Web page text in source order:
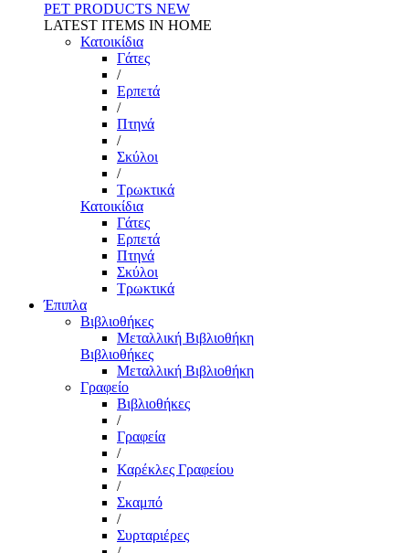
PET PRODUCTS NEW
LATEST ITEMS IN HOME
Κατοικίδια
Γάτες
/
Ερπετά
/
Πτηνά
/
Σκύλοι
/
Τρωκτικά
Κατοικίδια
Γάτες
Ερπετά
Πτηνά
Σκύλοι
Τρωκτικά
Έπιπλα
Βιβλιοθήκες
Μεταλλική Βιβλιοθήκη
Βιβλιοθήκες
Μεταλλική Βιβλιοθήκη
Γραφείο
Βιβλιοθήκες
/
Γραφεία
/
Καρέκλες Γραφείου
/
Σκαμπό
/
Συρταριέρες